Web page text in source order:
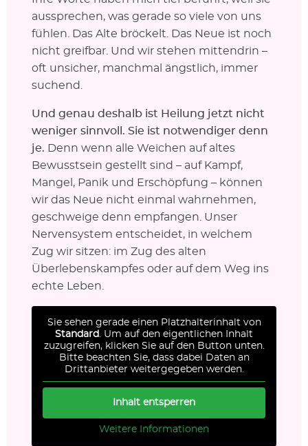
aussprechen, was gerade so viele von uns
fühlen. Das Alte bröckelt. Das Neue ist noch
nicht greifbar. Und wir stehen mittendrin –
oft unsicher, manchmal ängstlich, immer
suchend.
Und genau deshalb ist Heilung jetzt nicht
weniger sinnvoll. Sie ist notwendiger denn
je. Denn wenn alle Weichen auf altes
Bewusstsein gestellt sind – auf Kampf,
Mangel, Panik und Erschöpfung – können
wir das Neue nicht einmal wahrnehmen,
geschweige denn empfangen. Unser
Nervensystem entscheidet, in welchem
Zug wir sitzen: im Zug des alten
Überlebenskampfes oder auf dem Weg ins
echte Leben.
Sie sehen gerade einen Platzhalterinhalt von
Standard. Um auf den eigentlichen Inhalt
zuzugreifen, klicken Sie auf den Button unten.
Bitte beachten Sie, dass dabei Daten an
Drittanbieter weitergegeben werden.
Inhalt entsperren
Weitere Informationen